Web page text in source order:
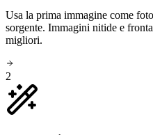
Usa la prima immagine come
sorgente. Immagini nitide e
migliori.
2